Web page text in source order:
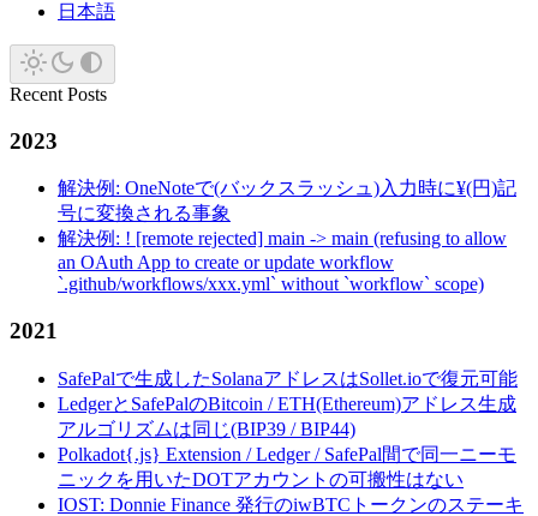
日本語
Recent Posts
2023
解決例: OneNoteで(バックスラッシュ)入力時に¥(円)記
号に変換される事象
解決例: ! [remote rejected] main -> main (refusing to allow
an OAuth App to create or update workflow
`.github/workflows/xxx.yml` without `workflow` scope)
2021
SafePalで生成したSolanaアドレスはSollet.ioで復元可能
LedgerとSafePalのBitcoin / ETH(Ethereum)アドレス生成
アルゴリズムは同じ(BIP39 / BIP44)
Polkadot{.js} Extension / Ledger / SafePal間で同一ニーモ
ニックを用いたDOTアカウントの可搬性はない
IOST: Donnie Finance 発行のiwBTCトークンのステーキ